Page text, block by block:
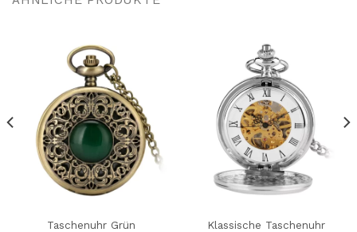
Taschenuhr Grün
Klassische Taschenuhr